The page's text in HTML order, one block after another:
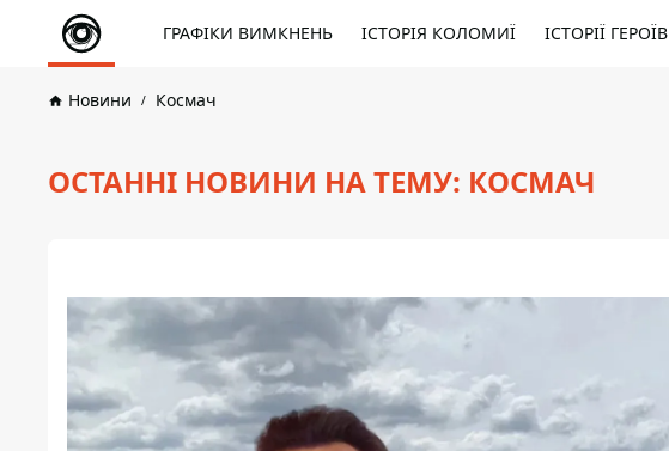
ГРАФІКИ ВИМКНЕНЬ ІСТОРІЯ КОЛОМИЇ ІСТОРІЇ ГЕРОЇВ
Новини Космач
ОСТАННІ НОВИНИ НА ТЕМУ: КОСМАЧ